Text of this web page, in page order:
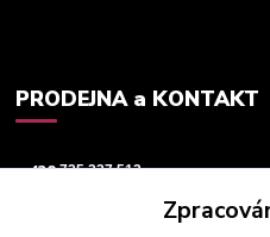
PRODEJNA a KONTAKT
+420725 237 512